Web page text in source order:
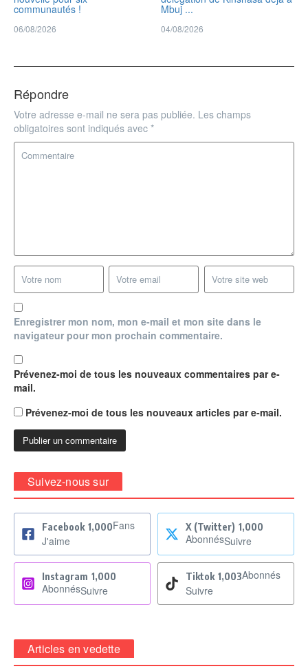
communautés !
06/08/2026
Mbuj ...
04/08/2026
Répondre
Votre adresse e-mail ne sera pas publiée. Les champs
obligatoires sont indiqués avec *
Enregistrer mon nom, mon e-mail et mon site dans le
navigateur pour mon prochain commentaire.
Prévenez-moi de tous les nouveaux commentaires par e-
mail.
Prévenez-moi de tous les nouveaux articles par e-mail.
Suivez-nous sur
Facebook 1,000Fans
J'aime
X (Twitter) 1,000
AbonnésSuivre
Instagram 1,000
AbonnésSuivre
Tiktok 1,003Abonnés
Suivre
Articles en vedette